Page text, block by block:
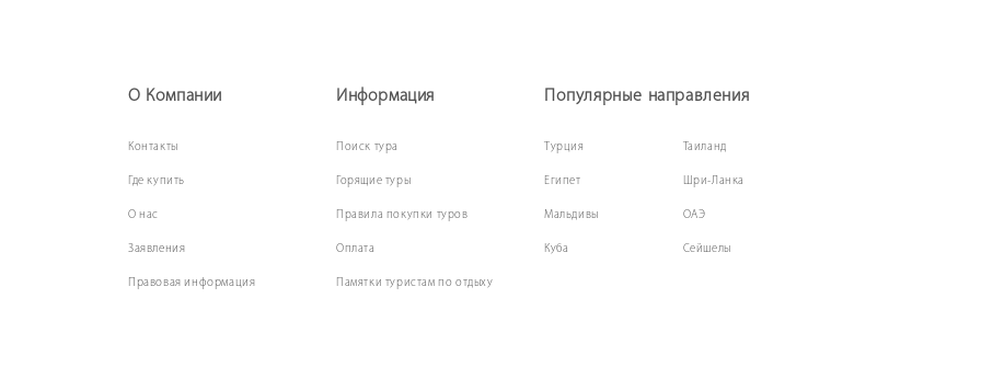
О Компании Информация Популярные направления
Контакты
Где купить
О нас
Заявления
Правовая информация
Поиск тура
Горящие туры
Правила покупки туров
Оплата
Памятки туристам по отдыху
Турция
Египет
Мальдивы
Куба
Таиланд
Шри-Ланка
ОАЭ
Сейшелы